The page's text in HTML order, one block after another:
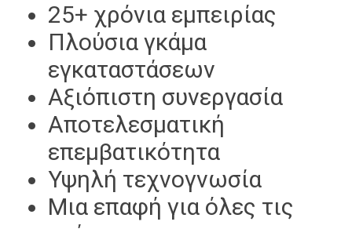
25+ χρόνια εμπειρίας
Πλούσια γκάμα
εγκαταστάσεων
Αξιόπιστη συνεργασία
Αποτελεσματική
επεμβατικότητα
Υψηλή τεχνογνωσία
Μια επαφή για όλες τις